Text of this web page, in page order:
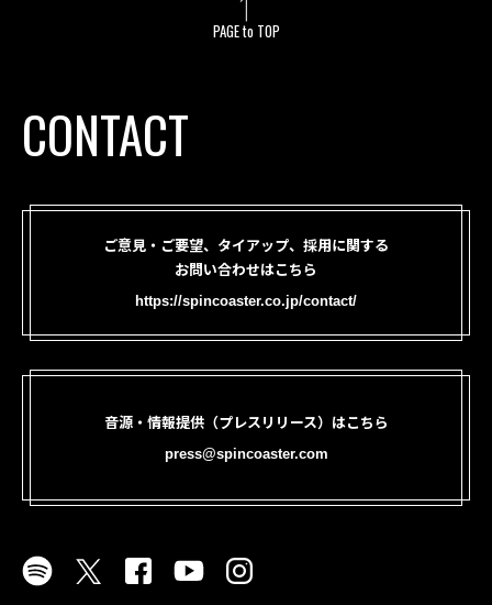
PAGE to TOP
CONTACT
ご意見・ご要望、タイアップ、採用に関する
お問い合わせはこちら
https://spincoaster.co.jp/contact/
音源・情報提供（プレスリリース）はこちら
press@spincoaster.com